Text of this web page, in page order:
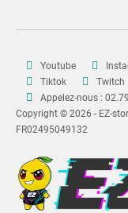
Youtube
Tiktok
Twitch
Appelez-nous :
Copyright © 2026 - EZ-
FR02495049132